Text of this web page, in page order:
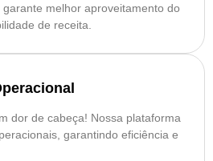
melhor aproveitamento do
de receita.
dor de cabeça! Nossa plataforma
garantindo eficiência e